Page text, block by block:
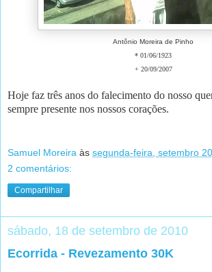
Antônio Moreira de Pinho
* 01/06/1923
+ 20/09/2007
Hoje faz três anos do falecimento do nosso
sempre presente nos nossos corações.
Samuel Moreira às segunda-feira, setembro
2 comentários:
Compartilhar
sábado, 18 de setembro de 2010
Ecorrida - Revezamento 30K